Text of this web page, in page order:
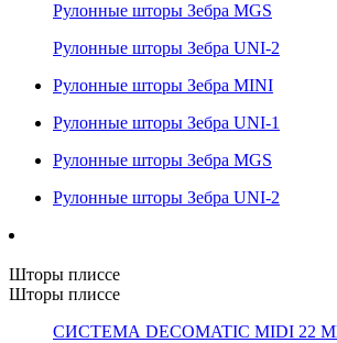
Рулонные шторы Зебра MGS
Рулонные шторы Зебра UNI-2
Рулонные шторы Зебра MINI
Рулонные шторы Зебра UNI-1
Рулонные шторы Зебра MGS
Рулонные шторы Зебра UNI-2
Шторы плиссе
Шторы плиссе
СИСТЕМА DECOMATIC MIDI 22